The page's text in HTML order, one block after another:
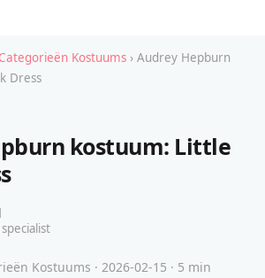
Kostuums › Audrey Hepburn
Dress
kostuum: Little
Kostuums · 2026-02-15 · 5 min